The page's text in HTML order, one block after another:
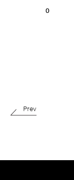
0
Prev